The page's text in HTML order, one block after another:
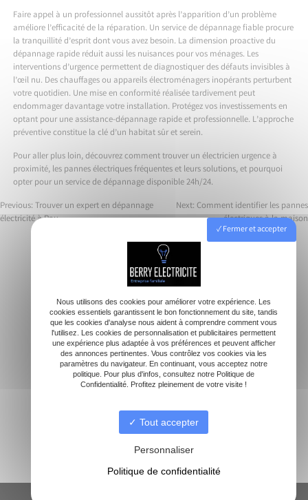
Faire appel à un professionnel aussitôt après l’apparition d’un problème
améliore l’efficacité de la réparation. Un service de dépannage fiable procure
la tranquillité d’esprit dont vous avez besoin. La dimension proactive du
dépannage rapide réduit aussi les nuisances pour vos ménages. Les
interventions d’urgence permettent de diagnostiquer des défauts invisibles à
l’œil nu. Des chauffages ou appareils électroménagers inopérants perturbent
votre quotidien. Une mise en conformité réalisée tardivement peut
endommager davantage votre installation. Protégez vos investissements en
optant pour une assistance-dépannage rapide et professionnelle. L’approche
préventive constitue la clé d’un habitat sûr et serein.
Pour aller plus loin, découvrezcomment trouver un électricien urgence à
proximité, les pannes électriques fréquentes et leurs solutions, et pourquoi
opter pour unservice de dépannage disponible 24h/24.
Navigation
Previous: Trouver un expert en dépannage
électricité à Pau
Next: Comment identifier les pannes
électriques à la maison
Accueil
Electricien
Rénovation électrique
Dépannage
Borne de recharge
Climatisation
Fermer et accepter
Nous utilisons des cookies pour améliorer votre expérience. Les
cookies essentiels garantissent le bon fonctionnement du site, tandis
que les cookies d'analyse nous aident à comprendre comment vous
l'utilisez. Les cookies de personnalisation et publicitaires permettent
une expérience plus adaptée à vos préférences et peuvent afficher
des annonces pertinentes. Vous contrôlez vos cookies via les
paramètres du navigateur. En continuant, vous acceptez notre
politique. Pour plus d'infos, consultez notre Politique de
Confidentialité. Profitez pleinement de votre visite !
Tout accepter
Personnaliser
Politique de confidentialité